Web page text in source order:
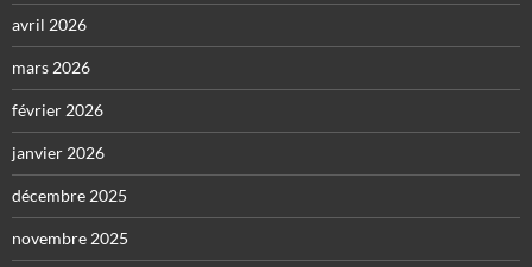
avril 2026
mars 2026
février 2026
janvier 2026
décembre 2025
novembre 2025